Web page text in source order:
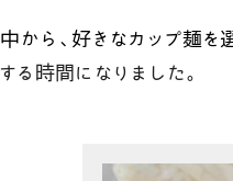
から、好きなカップ麺を
る時間になりました。